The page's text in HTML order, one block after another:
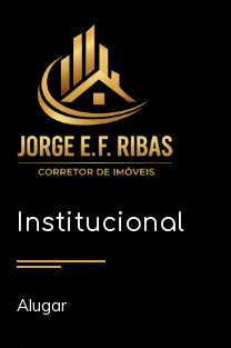
Institucional
Alugar